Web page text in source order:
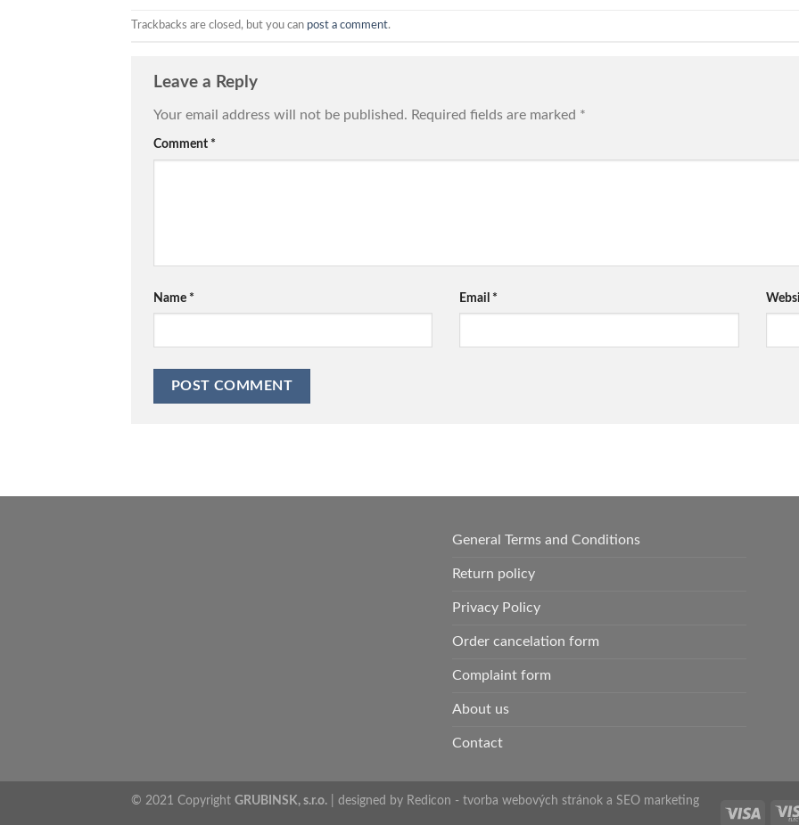
Trackbacks are closed, but you can post a comment.
Leave a Reply
Your email address will not be published. Required fields are marked *
Comment *
Name * Email *
General Terms and Conditions
Return policy
Privacy Policy
Order cancelation form
Complaint form
About us
Contact
© 2021 Copyright GRUBINSK, s.r.o. | designed by Redicon - tvorba webových stránok a SEO marketing